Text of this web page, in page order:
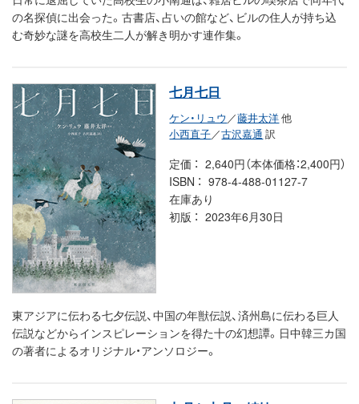
の名探偵に出会った。古書店、占いの館など、ビルの住人が持ち込
む奇妙な謎を高校生二人が解き明かす連作集。
七月七日
ケン・リュウ ／藤井太洋他
小西直子／古沢嘉通 訳
定価
2,640円（本体価格：2,400円）
ISBN
978-4-488-01127-7
在庫あり
初版
2023年6月30日
東アジアに伝わる七夕伝説、中国の年獣伝説、済州島に伝わる巨人
伝説などからインスピレーションを得た十の幻想譚。日中韓三カ国
の著者によるオリジナル・アンソロジー。